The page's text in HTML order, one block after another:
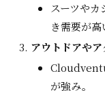
スーツや
き需要が高
アウトドアや
が強み。